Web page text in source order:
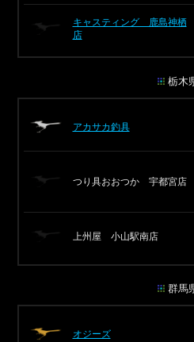
キャスティング 鹿島神栖
店
栃木
アカサカ釣具
つり具おおつか 宇都宮店
上州屋 小山駅南店
群馬
オジーズ